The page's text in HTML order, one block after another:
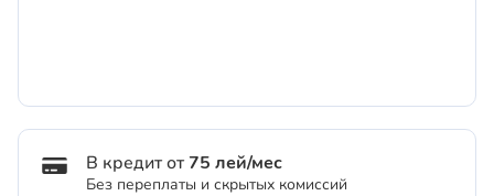
В кредит от75 лей/мес
Без переплаты и скрытых комиссий